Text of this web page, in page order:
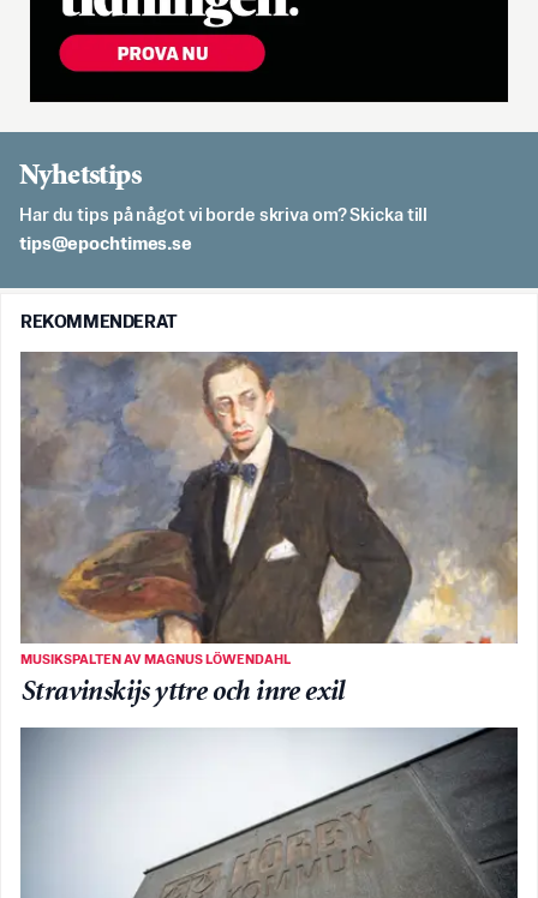
Nyhetstips
Har du tips på något vi borde skriva om? Skicka till
es.semithcope@spit
REKOMMENDERAT
MUSIKSPALTEN AV MAGNUS LÖWENDAHL
Stravinskijs yttre och inre exil